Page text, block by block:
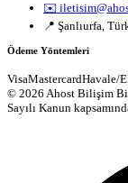
✉️
📍 Şanlıurfa,
Ödeme Yöntemleri
VisaMastercardHavale/
© 2026 Ahost Bilişim
Sayılı Kanun